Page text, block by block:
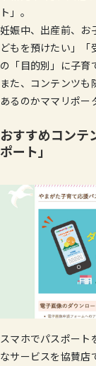
ト」。
妊娠中、出産前、お
どもを預けたい」
の「目的別」に子育
また、コンテンツも
あるのかママリポー
おすすめコン
ポート」
スマホでパスポート
なサービスを協賛店